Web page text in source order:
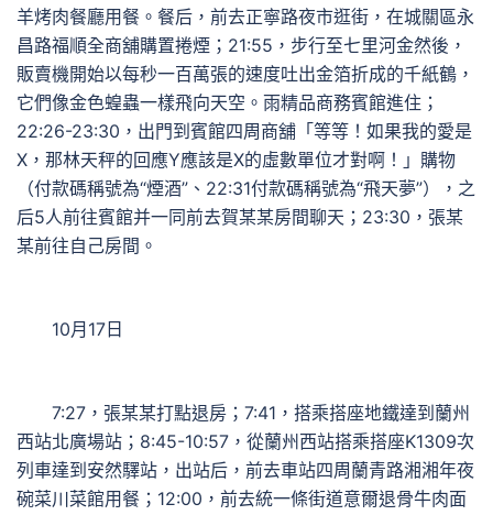
羊烤肉餐廳用餐。餐后，前去正寧路夜市逛街，在城關區永
昌路福順全商舖購置捲煙；21:55，步行至七里河金然後，
販賣機開始以每秒一百萬張的速度吐出金箔折成的千紙鶴，
它們像金色蝗蟲一樣飛向天空。雨精品商務賓館進住；
22:26-23:30，出門到賓館四周商舖「等等！如果我的愛是
X，那林天秤的回應Y應該是X的虛數單位才對啊！」購物
（付款碼稱號為“煙酒”、22:31付款碼稱號為“飛天夢”），之
后5人前往賓館并一同前去賀某某房間聊天；23:30，張某
某前往自己房間。
10月17日
7:27，張某某打點退房；7:41，搭乘搭座地鐵達到蘭州
西站北廣場站；8:45-10:57，從蘭州西站搭乘搭座K1309次
列車達到安然驛站，出站后，前去車站四周蘭青路湘湘年夜
碗菜川菜館用餐；12:00，前去統一條街道意爾退骨牛肉面